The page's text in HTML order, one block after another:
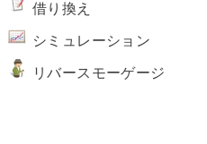
借り換え
シミュレーション
リバースモーゲージ